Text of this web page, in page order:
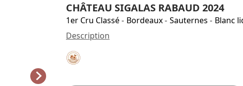
CHÂTEAU SIGALAS RABAUD 2024
1er Cru Classé- Bordeaux- Sauternes - Blanc
Description